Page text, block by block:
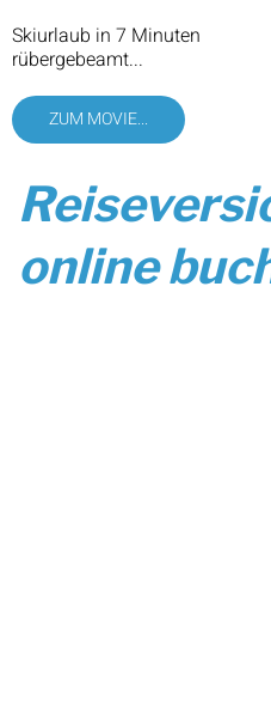
Skiurlaub in 7 Minuten
rübergebeamt...
ZUM MOVIE...
online